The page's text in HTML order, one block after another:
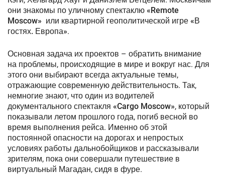
они знакомы по уличному спектаклю «Remote
Moscow» или квартирной геополитической игре «В
гостях. Европа».
Основная задача их проектов – обратить внимание
на проблемы, происходящие в мире и вокруг нас. Для
этого они выбирают всегда актуальные темы,
отражающие современную действительность. Так,
немногие знают, что один из водителей
документального спектакля «Cargo Moscow», который
показывали летом прошлого года, погиб весной во
время выполнения рейса. Именно об этой
постоянной опасности на дорогах и непростых
условиях работы дальнобойщиков и рассказывали
зрителям, пока они совершали путешествие в
виртуальный Магадан, сидя в фуре.